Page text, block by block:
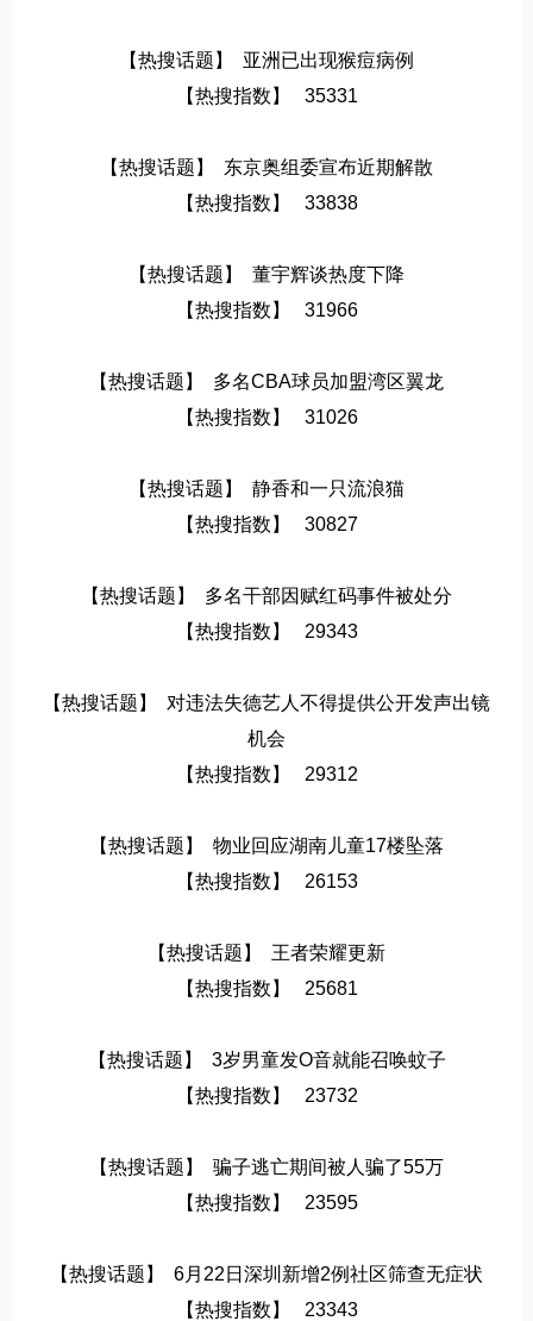
【热搜话题】  亚洲已出现猴痘病例
【热搜指数】   35331
【热搜话题】  东京奥组委宣布近期解散
【热搜指数】   33838
【热搜话题】  董宇辉谈热度下降
【热搜指数】   31966
【热搜话题】  多名CBA球员加盟湾区翼龙
【热搜指数】   31026
【热搜话题】  静香和一只流浪猫
【热搜指数】   30827
【热搜话题】  多名干部因赋红码事件被处分
【热搜指数】   29343
【热搜话题】  对违法失德艺人不得提供公开发声出镜
机会
【热搜指数】   29312
【热搜话题】  物业回应湖南儿童17楼坠落
【热搜指数】   26153
【热搜话题】  王者荣耀更新
【热搜指数】   25681
【热搜话题】  3岁男童发O音就能召唤蚊子
【热搜指数】   23732
【热搜话题】  骗子逃亡期间被人骗了55万
【热搜指数】   23595
【热搜话题】  6月22日深圳新增2例社区筛查无症状
【热搜指数】   23343